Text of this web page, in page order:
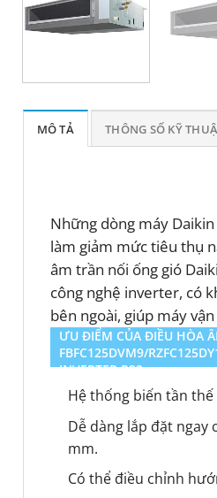
MÔ TẢ THÔNG SỐ KỸ
Những dòng máy
làm giảm mức tiêu thụ
âm trần nối ống gió
công nghệ inverter, có
bên ngoài, giúp máy
ƯU ĐIỂM CỦA ĐIỀU HÒA
FBFC125DVM9/
INVERTER R32
Hệ thống biến tần thế
Dễ dàng lắp đặt ngay
mm.
Có thể điều chỉnh